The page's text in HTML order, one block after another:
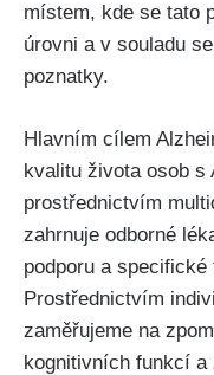
místem, kde se tato
úrovni a v souladu
poznatky.
Hlavním cílem
kvalitu života osob s
prostřednictvím
zahrnuje odborné
podporu a
Prostřednictvím
zaměřujeme na
kognitivních funkcí